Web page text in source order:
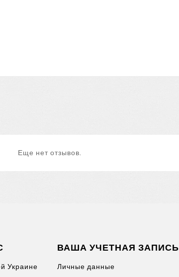
Еще нет отзывов.
Украине
ВАША УЧЕТНАЯ ЗАПИСЬ
Личные данные